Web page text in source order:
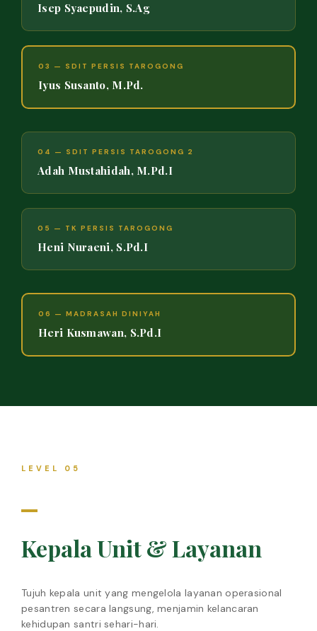
Isep Syaepudin, S.Ag
03 — SDIT PERSIS TAROGONG
Iyus Susanto, M.Pd.
04 — SDIT PERSIS TAROGONG 2
Adah Mustahidah, M.Pd.I
05 — TK PERSIS TAROGONG
Heni Nuraeni, S.Pd.I
06 — MADRASAH DINIYAH
Heri Kusmawan, S.Pd.I
LEVEL 05
Kepala Unit & Layanan
Tujuh kepala unit yang mengelola layanan operasional
pesantren secara langsung, menjamin kelancaran
kehidupan santri sehari-hari.